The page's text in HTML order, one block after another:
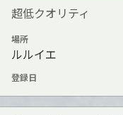
超低クオリティ
場所
ルルイエ
登録日